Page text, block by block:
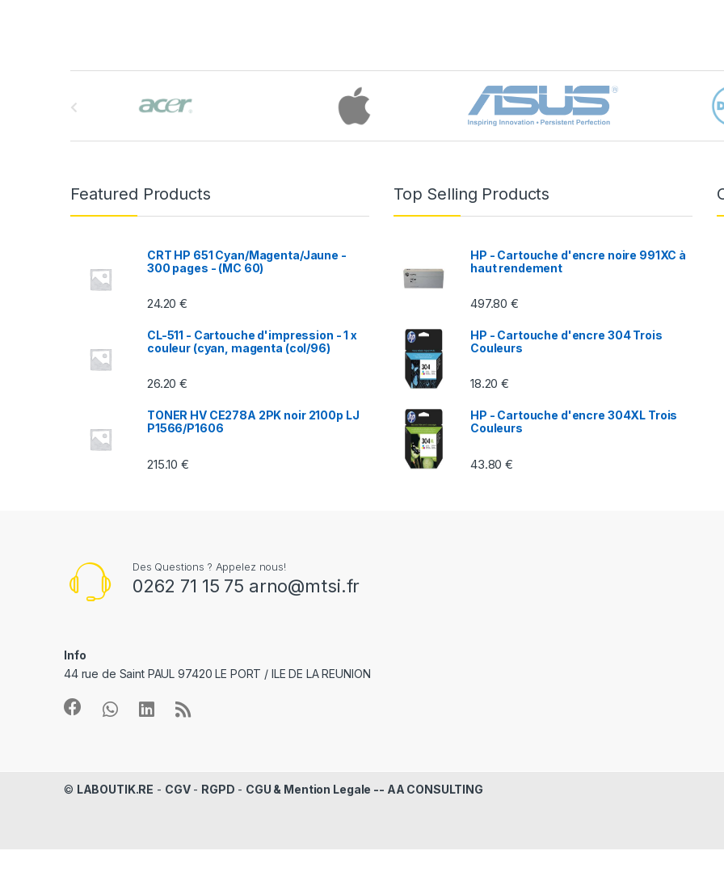
Featured Products
CRT HP 651 Cyan/Magenta/Jaune -
300 pages - (MC 60)
24.20€
CL-511 - Cartouche d'impression - 1 x
couleur (cyan, magenta (col/96)
26.20€
TONER HV CE278A 2PK noir 2100p LJ
P1566/P1606
215.10€
Top Selling Products
HP - Cartouche d'encre noire 991XC à
haut rendement
497.80€
HP - Cartouche d'encre 304 Trois
Couleurs
18.20€
HP - Cartouche d'encre 304XL Trois
Couleurs
43.80€
Des Questions ? Appelez nous!
0262 71 15 75 arno@mtsi.fr
Info
44 rue de Saint PAUL 97420 LE PORT / ILE DE LA REUNION
© LABOUTIK.RE - CGV- RGPD - CGU & Mention Legale -- AA CONSULTING